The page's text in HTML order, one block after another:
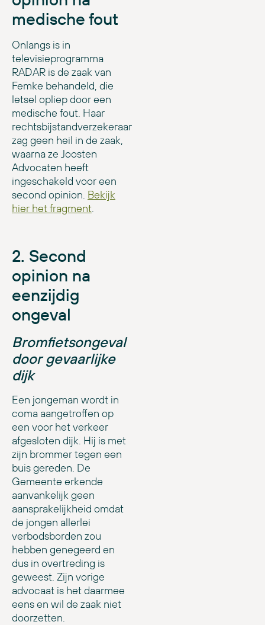
medische fout
Onlangs is in
televisieprogramma
RADAR is de zaak van
Femke behandeld, die
letsel opliep door een
medische fout. Haar
rechtsbijstandverzekeraar
zag geen heil in de zaak,
waarna ze Joosten
Advocaten heeft
ingeschakeld voor een
second opinion. Bekijk
hier het fragment.
2. Second
opinion na
eenzijdig
ongeval
Bromfietsongeval
door gevaarlijke
dijk
Een jongeman wordt in
coma aangetroffen op
een voor het verkeer
afgesloten dijk. Hij is met
zijn brommer tegen een
buis gereden. De
Gemeente erkende
aanvankelijk geen
aansprakelijkheid omdat
de jongen allerlei
verbodsborden zou
hebben genegeerd en
dus in overtreding is
geweest. Zijn vorige
advocaat is het daarmee
eens en wil de zaak niet
doorzetten.